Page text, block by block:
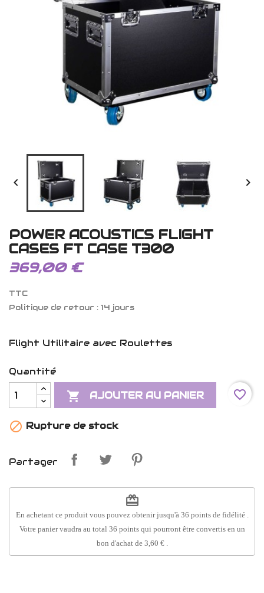
 
POWER ACOUSTICS FLIGHT
CASES FT CASE T300
369,00 €
TTC
Politique de retour : 14 jours
Flight Utilitaire avec Roulettes
Quantité
 AJOUTER AU PANIER favorite_border
 Rupture de stock
Partager
redeem
En achetant ce produit vous pouvez obtenir jusqu'à 36 points de fidélité.
Votre panier vaudra au total 36 pointsqui pourront être convertis en un
bon d'achat de 3,60 €.